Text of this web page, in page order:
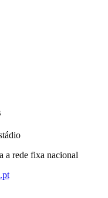
a rede fixa nacional